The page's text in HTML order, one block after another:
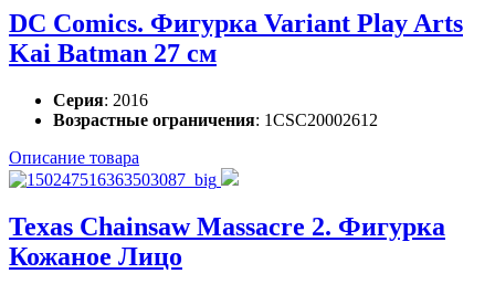
DC Comics. Фигурка Variant Play Arts
Kai Batman 27 см
Серия: 2016
Возрастные ограничения: 1CSC20002612
Описание товара
Texas Chainsaw Massacre 2. Фигурка
Кожаное Лицо